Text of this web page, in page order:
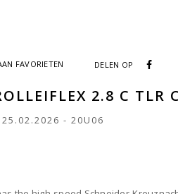
FAVORIETEN DELEN OP
2.8 C TLR
25.02.2026 - 20U06